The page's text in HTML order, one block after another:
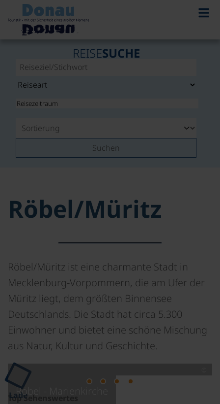
REISESUCHE
Suchen
Röbel/Müritz
Röbel/Müritz ist eine charmante Stadt in
Mecklenburg-Vorpommern, die am Ufer der
Müritz liegt, dem größten Binnensee
Deutschlands. Die Stadt hat circa 5.300
Einwohner und bietet eine schöne Mischung
aus Natur, Kultur und Geschichte.
Röbel - Marienkirche
Lade
Top Sehenswertes